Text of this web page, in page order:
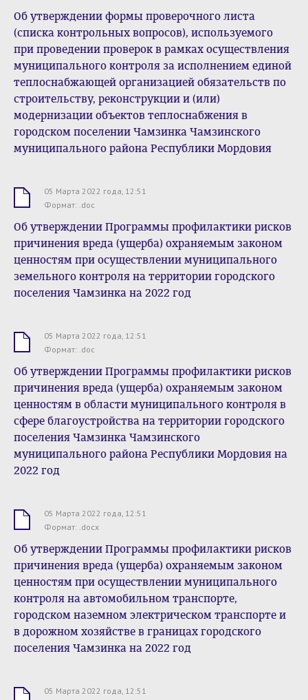
Об утверждении формы проверочного листа
(списка контрольных вопросов), используемого
при проведении проверок в рамках осуществления
муниципального контроля за исполнением единой
теплоснабжающей организацией обязательств по
строительству, реконструкции и (или)
модернизации объектов теплоснабжения в
городском поселении Чамзинка Чамзинского
муниципального района Республики Мордовия
05 Марта 2022 года, 12:51
Формат: .doc
Об утверждении Программы профилактики рисков
причинения вреда (ущерба) охраняемым законом
ценностям при осуществлении муниципального
земельного контроля на территории городского
поселения Чамзинка на 2022 год
05 Марта 2022 года, 12:51
Формат: .doc
Об утверждении Программы профилактики рисков
причинения вреда (ущерба) охраняемым законом
ценностям в области муниципального контроля в
сфере благоустройства на территории городского
поселения Чамзинка Чамзинского
муниципального района Республики Мордовия на
2022 год
05 Марта 2022 года, 12:51
Формат: .docx
Об утверждении Программы профилактики рисков
причинения вреда (ущерба) охраняемым законом
ценностям при осуществлении муниципального
контроля на автомобильном транспорте,
городском наземном электрическом транспорте и
в дорожном хозяйстве в границах городского
поселения Чамзинка на 2022 год
05 Марта 2022 года, 12:51